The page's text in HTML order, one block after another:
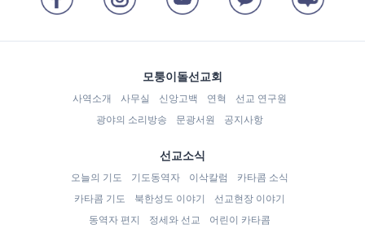
모퉁이돌선교회
사역소개 사무실 신앙고백 연혁
선교 연구원
광야의 소리방송
문광서원 공지사항
선교소식
오늘의 기도 기도동역자 이삭칼럼
카타콤 소식
카타콤 기도
북한성도 이야기
선교현장 이야기
동역자 편지
정세와 선교 어린이 카타콤